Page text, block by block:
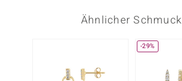
Ähnlicher Schmuck
-29%